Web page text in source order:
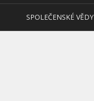
SPOLEČENSKÉ VĚDY